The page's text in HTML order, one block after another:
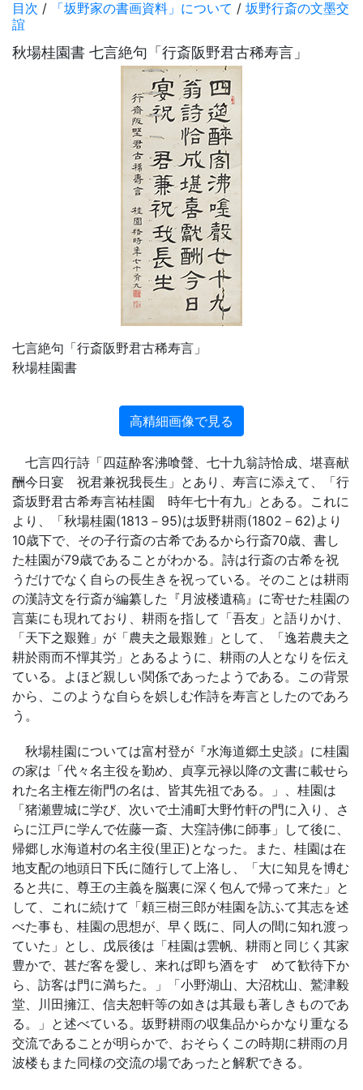
目次 / 「坂野家の書画資料」について / 坂野行斎の文墨交
誼
秋場桂園書 七言絶句「行斎阪野君古稀寿言」
七言絶句「行斎阪野君古稀寿言」
秋場桂園書
高精細画像で見る
七言四行詩「四莚酔客沸喰聲、七十九翁詩恰成、堪喜献
酬今日宴 祝君兼祝我長生」とあり、寿言に添えて、「行
斎坂野君古希寿言祐桂園 時年七十有九」とある。これに
より、「秋場桂園(1813－95)は坂野耕雨(1802－62)より
10歳下で、その子行斎の古希であるから行斎70歳、書し
た桂園が79歳であることがわかる。詩は行斎の古希を祝
うだけでなく自らの長生きを祝っている。そのことは耕雨
の漢詩文を行斎が編纂した『月波楼遺稿』に寄せた桂園の
言葉にも現れており、耕雨を指して「吾友」と語りかけ、
「天下之艱難」が「農夫之最艱難」として、「逸若農夫之
耕於雨而不憚其労」とあるように、耕雨の人となりを伝え
ている。よほど親しい関係であったようである。この背景
から、このような自らを娯しむ作詩を寿言としたのであろ
う。
秋場桂園については富村登が『水海道郷土史談』に桂園
の家は「代々名主役を勤め、貞享元禄以降の文書に載せら
れた名主権左衛門の名は、皆其先祖である。」、桂園は
「猪瀬豊城に学び、次いで土浦町大野竹軒の門に入り、さ
らに江戸に学んで佐藤一斎、大窪詩佛に師事」して後に、
帰郷し水海道村の名主役(里正)となった。また、桂園は在
地支配の地頭日下氏に随行して上洛し、「大に知見を博む
ると共に、尊王の主義を脳裏に深く包んで帰って来た」と
して、これに続けて「頼三樹三郎が桂園を訪ふて其志を述
べた事も、桂園の思想が、早く既に、同人の間に知れ渡っ
ていた」とし、戊辰後は「桂園は雲帆、耕雨と同じく其家
豊かで、甚だ客を愛し、来れば即ち酒をすゝめて歓待下か
ら、訪客は門に満ちた。」「小野湖山、大沼枕山、鷲津毅
堂、川田擁江、信夫恕軒等の如きは其最も著しきものであ
る。」と述べている。坂野耕雨の収集品からかなり重なる
交流であることが明らかで、おそらくこの時期に耕雨の月
波楼もまた同様の交流の場であったと解釈できる。